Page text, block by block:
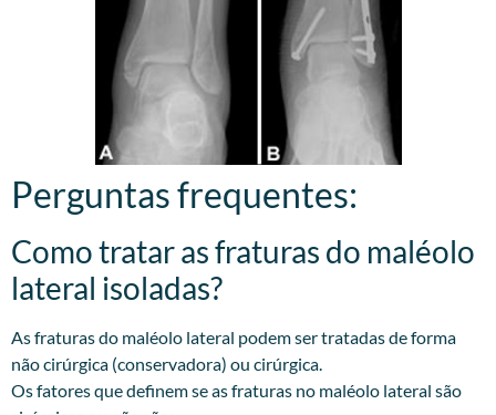
Perguntas frequentes:
Como tratar as fraturas do maléolo
lateral isoladas?
As fraturas do maléolo lateral podem ser tratadas de forma
não cirúrgica (conservadora) ou cirúrgica.
Os fatores que definem se as fraturas no maléolo lateral são